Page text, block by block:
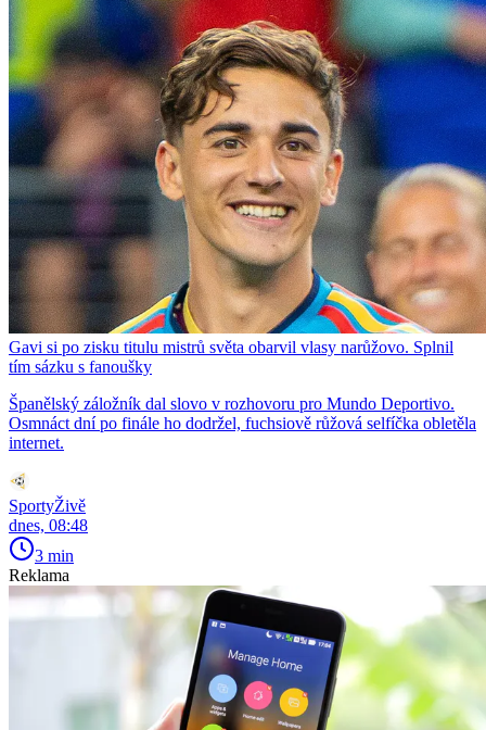
Gavi si po zisku titulu mistrů světa obarvil vlasy narůžovo. Splnil
tím sázku s fanoušky
Španělský záložník dal slovo v rozhovoru pro Mundo Deportivo.
Osmnáct dní po finále ho dodržel, fuchsiově růžová selfíčka obletěla
internet.
SportyŽivě
dnes, 08:48
3 min
Reklama